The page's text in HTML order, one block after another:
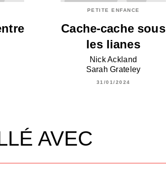
PETITE ENFANCE
Cache-cache sous
les lianes
Nick Ackland
Sarah Grateley
31/01/2024
AVEC